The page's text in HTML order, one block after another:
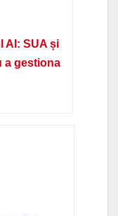
AI: SUA și
a gestiona